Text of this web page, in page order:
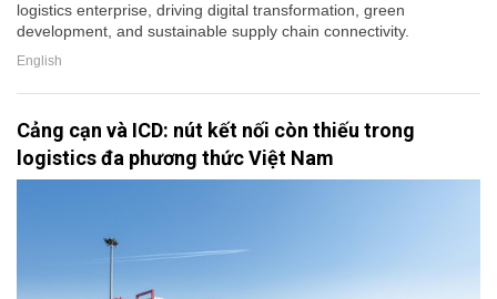
logistics enterprise, driving digital transformation, green
development, and sustainable supply chain connectivity.
English
Cảng cạn và ICD: nút kết nối còn thiếu trong
logistics đa phương thức Việt Nam